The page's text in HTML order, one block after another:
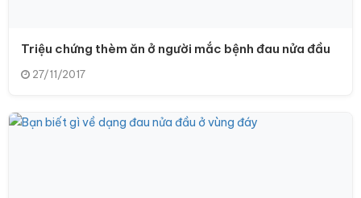
Triệu chứng thèm ăn ở người mắc bệnh đau nửa đầu
27/11/2017